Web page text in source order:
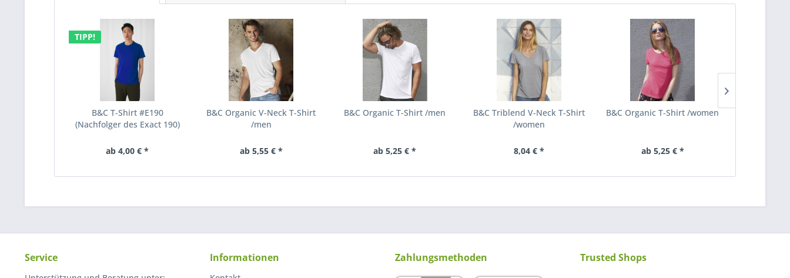
TIPP!
B&C T-Shirt #E190
(Nachfolger des Exact 190)
ab 4,00 € *
B&C Organic V-Neck T-Shirt
/men
ab 5,55 € *
B&C Organic T-Shirt /men
ab 5,25 € *
B&C Triblend V-Neck T-Shirt
/women
8,04 € *
B&C Organic T-Shirt /women
ab 5,25 € *
Service Informationen Zahlungsmethoden Trusted Shops